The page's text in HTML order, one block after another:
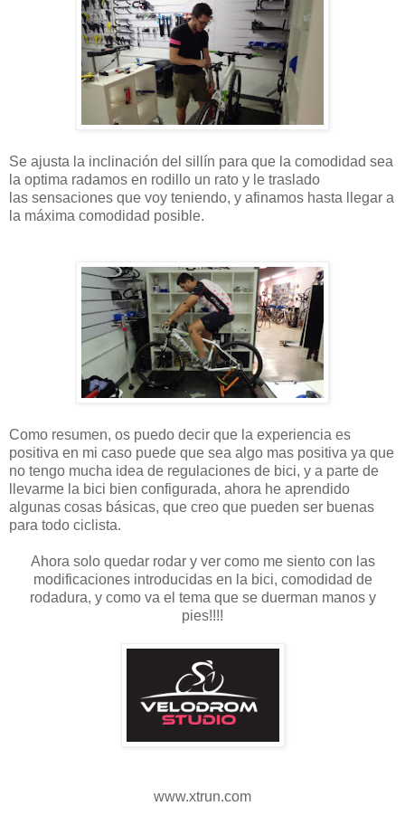
Se ajusta la inclinación del sillín para que la comodidad sea
la optima radamos en rodillo un rato y le traslado
las sensaciones que voy teniendo, y afinamos hasta llegar a
la máxima comodidad posible.
Como resumen, os puedo decir que la experiencia es
positiva en mi caso puede que sea algo mas positiva ya que
no tengo mucha idea de regulaciones de bici, y a parte de
llevarme la bici bien configurada, ahora he aprendido
algunas cosas básicas, que creo que pueden ser buenas
para todo ciclista.
Ahora solo quedar rodar y ver como me siento con las
modificaciones introducidas en la bici, comodidad de
rodadura, y como va el tema que se duerman manos y
pies!!!!
www.xtrun.com